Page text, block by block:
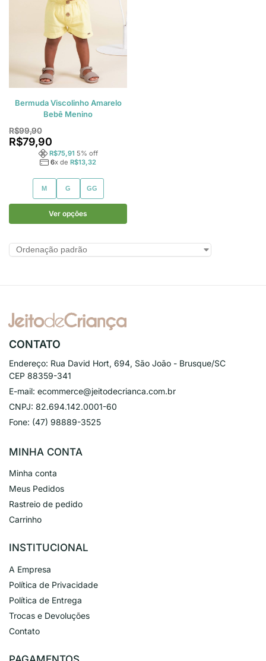
Bermuda Viscolinho Amarelo
Bebê Menino
R$99,90
R$79,90
R$75,91 5% off
6x de R$13,32
M G GG
Ver opções
CONTATO
Endereço: Rua David Hort, 694, São João - Brusque/SC
CEP 88359-341
E-mail: ecommerce@jeitodecrianca.com.br
CNPJ: 82.694.142.0001-60
Fone: (47) 98889-3525
MINHA CONTA
Minha conta
Meus Pedidos
Rastreio de pedido
Carrinho
INSTITUCIONAL
A Empresa
Política de Privacidade
Política de Entrega
Trocas e Devoluções
Contato